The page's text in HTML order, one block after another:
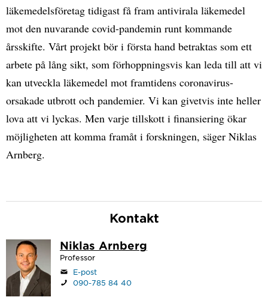
läkemedelsföretag tidigast få fram antivirala läkemedel
mot den nuvarande covid-pandemin runt kommande
årsskifte. Vårt projekt bör i första hand betraktas som ett
arbete på lång sikt, som förhoppningsvis kan leda till att vi
kan utveckla läkemedel mot framtidens coronavirus-
orsakade utbrott och pandemier. Vi kan givetvis inte heller
lova att vi lyckas. Men varje tillskott i finansiering ökar
möjligheten att komma framåt i forskningen, säger Niklas
Arnberg.
Kontakt
Niklas Arnberg
Professor
E-post
090-785 84 40